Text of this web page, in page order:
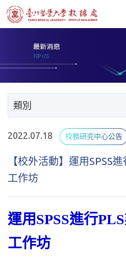
類別
2022.07.18 校務研究中心公告
【校外活動】運用SPSS
工作坊
運用SPSS進行
工作坊